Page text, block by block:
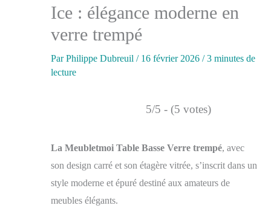
Ice : élégance moderne en
verre trempé
ParPhilippe Dubreuil / 16 février 2026 /3 minutes de
lecture
5/5 - (5 votes)
La Meubletmoi Table Basse Verre trempé, avec
son design carré et son étagère vitrée, s’inscrit dans un
style moderne et épuré destiné aux amateurs de
meubles élégants.